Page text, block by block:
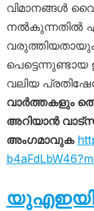
വിമാനങ്ങൾ
നൽകുന്നതിൽ
വരുത്തിയതായും
വലിയ
വാർത്തകളും
അറിയാൻ
അംഗമാവുക